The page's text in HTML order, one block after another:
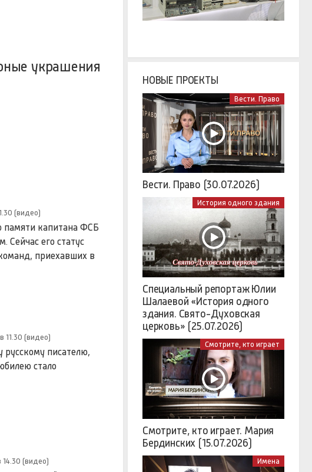
украшения
(видео)
памяти капитана ФСБ
Сейчас его статус
приехавших в
11.30 (видео)
писателю,
стало
(видео)
НОВЫЕ ПРОЕКТЫ
Вести. Право
Вести. Право (30.07.2026)
История одного здания
Специальный репортаж Юлии
Шалаевой «История одного
здания. Свято-Духовская
церковь» (25.07.2026)
Смотрите, кто играет
Смотрите, кто играет. Мария
Бердинских (15.07.2026)
Имена